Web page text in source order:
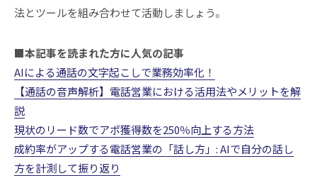
法とツールを組み合わせて活動しましょう。
■本記事を読まれた方に人気の記事
AIによる通話の文字起こしで業務効率化！
【通話の音声解析】電話営業における活用法やメリットを解
説
現状のリード数でアポ獲得数を250％向上する方法
成約率がアップする電話営業の「話し方」: AIで自分の話し
方を計測して振り返り